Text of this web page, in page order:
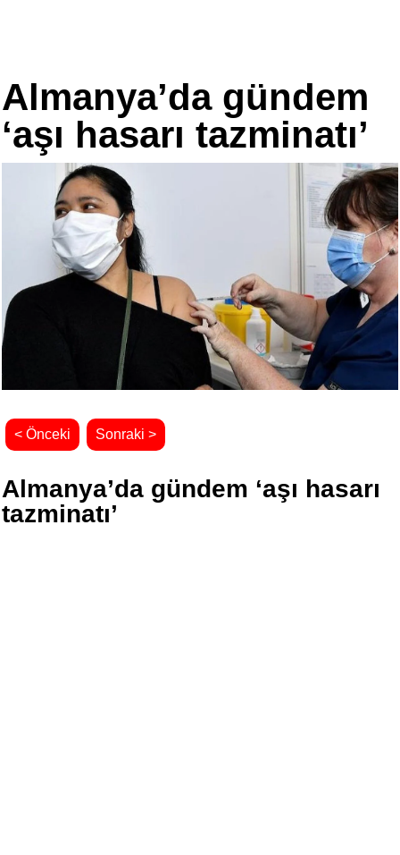
Almanya’da gündem
‘aşı hasarı tazminatı’
< Önceki Sonraki >
Almanya’da gündem ‘aşı hasarı
tazminatı’